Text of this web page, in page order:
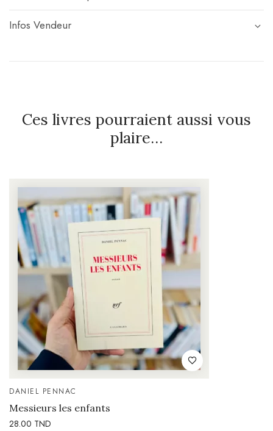
Infos Vendeur
Ces livres pourraient aussi vous
plaire…
DANIEL PENNAC
Messieurs les enfants
28.00 TND